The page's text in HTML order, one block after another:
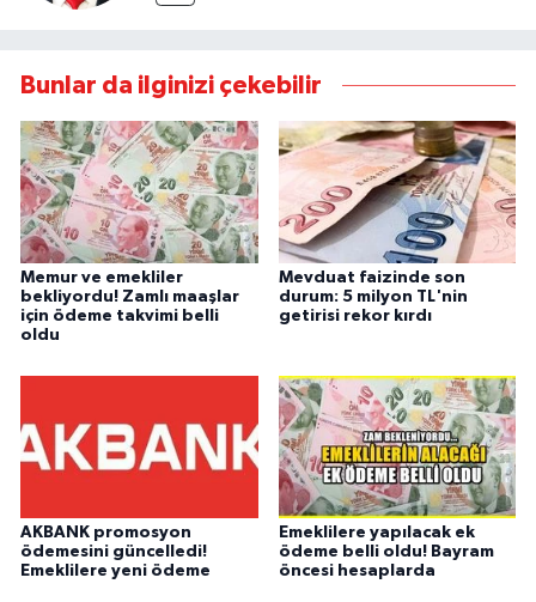
Bunlar da ilginizi çekebilir
Memur ve emekliler
bekliyordu! Zamlı maaşlar
için ödeme takvimi belli
oldu
Mevduat faizinde son
durum: 5 milyon TL'nin
getirisi rekor kırdı
AKBANK promosyon
ödemesini güncelledi!
Emeklilere yeni ödeme
Emeklilere yapılacak ek
ödeme belli oldu! Bayram
öncesi hesaplarda